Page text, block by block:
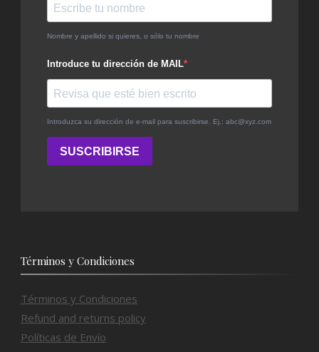
Términos y Condiciones
Términos y Condiciones
Refund and returns policy
Políticas de Envío